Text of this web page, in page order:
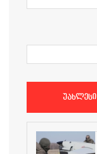
ᲣᲐᲮᲚᲔᲡᲘ